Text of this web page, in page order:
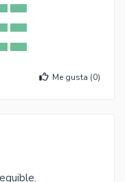
Me gusta (0)